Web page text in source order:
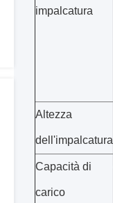
impalcatura
Altezza
dell'impalcatura
Capacità di
carico